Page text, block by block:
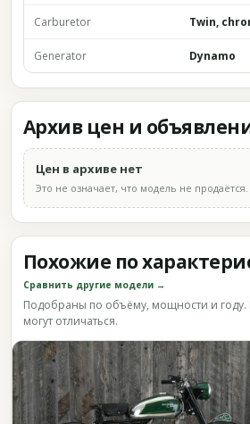
Carburetor Twin,
Generator Dynamo
Архив цен и
Цен в архиве нет
Это не означает, что модель не продаётся.
Похожие по
Сравнить другие модели →
Подобраны по объёму, мощности и году.
могут отличаться.